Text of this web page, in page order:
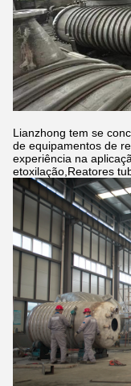
Lianzhong tem se
de equipamentos de
experiência na
etoxilação,Reatores